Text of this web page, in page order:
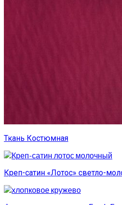
Ткань Костюмная
Креп-сатин «Лотос» светло-